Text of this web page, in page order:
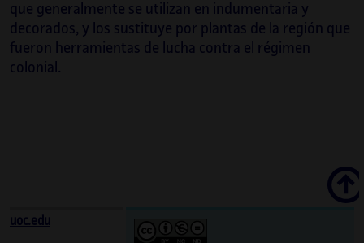
que generalmente se utilizan en indumentaria y
decorados, y los sustituye por plantas de la región que
fueron herramientas de lucha contra el régimen
colonial.
Scroll
uoc.edu